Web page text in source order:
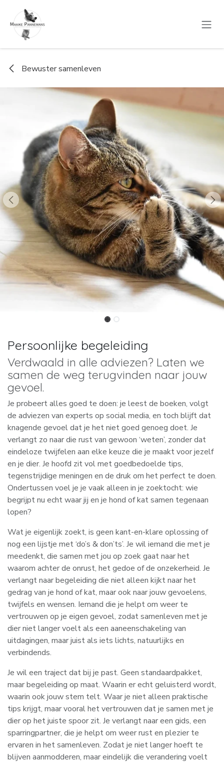
Bewuster samenleven
Persoonlijke begeleiding
Verdwaald in alle adviezen? Laten we
samen de weg terugvinden naar jouw
gevoel.
Je probeert alles goed te doen: je leest de boeken, volgt
de adviezen van experts op social media, en toch blijft dat
knagende gevoel dat je het niet goed genoeg doet. Je
verlangt zo naar die rust van gewoon ‘weten’, zonder dat
eindeloze twijfelen aan elke keuze die je maakt voor jezelf
en je dier. Je hoofd zit vol met goedbedoelde tips,
tegenstrijdige meningen en de druk om het perfect te doen.
Ondertussen voel je je vaak alleen in je zoektocht: wie
begrijpt nu echt waar jij en je hond of kat samen tegenaan
lopen?
Wat je eigenlijk zoekt, is geen kant-en-klare oplossing of
nog een lijstje met ‘do’s & don’ts’. Je wil iemand die met je
meedenkt, die samen met jou op zoek gaat naar het
waarom achter de onrust, het gedoe of de onzekerheid. Je
verlangt naar begeleiding die niet alleen kijkt naar het
gedrag van je hond of kat, maar ook naar jouw gevoelens,
twijfels en wensen. Iemand die je helpt om weer te
vertrouwen op je eigen gevoel, zodat samenleven met je
dier niet langer voelt als een aaneenschakeling van
uitdagingen, maar juist als iets lichts, natuurlijks en
verbindends.
Je wil een traject dat bij je past. Geen standaardpakket,
maar begeleiding op maat. Waarin er echt geluisterd wordt,
waarin ook jouw stem telt. Waar je niet alleen praktische
tips krijgt, maar vooral het vertrouwen dat je samen met je
dier op het juiste spoor zit. Je verlangt naar een gids, een
sparringpartner, die je helpt om weer rust en plezier te
ervaren in het samenleven. Zodat je niet langer hoeft te
blijven aanmodderen, maar eindelijk die verandering voelt